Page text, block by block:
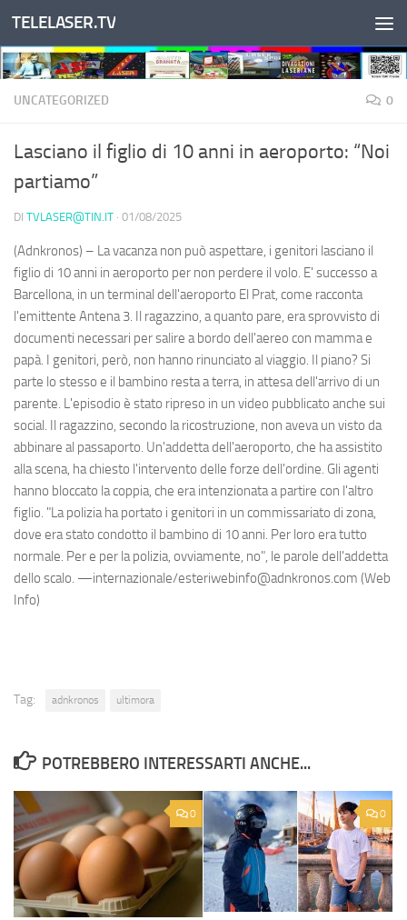
Salta al contenuto
TELELASER.TV
UNCATEGORIZED 0
Lasciano il figlio di 10 anni in aeroporto: “Noi
partiamo”
DI TVLASER@TIN.IT · 01/08/2025
(Adnkronos) – La vacanza non può aspettare, i genitori lasciano il
figlio di 10 anni in aeroporto per non perdere il volo. E' successo a
Barcellona, in un terminal dell'aeroporto El Prat, come racconta
l'emittente Antena 3. Il ragazzino, a quanto pare, era sprovvisto di
documenti necessari per salire a bordo dell'aereo con mamma e
papà. I genitori, però, non hanno rinunciato al viaggio. Il piano? Si
parte lo stesso e il bambino resta a terra, in attesa dell'arrivo di un
parente. L'episodio è stato ripreso in un video pubblicato anche sui
social. Il ragazzino, secondo la ricostruzione, non aveva un visto da
abbinare al passaporto. Un'addetta dell'aeroporto, che ha assistito
alla scena, ha chiesto l'intervento delle forze dell'ordine. Gli agenti
hanno bloccato la coppia, che era intenzionata a partire con l'altro
figlio. "La polizia ha portato i genitori in un commissariato di zona,
dove era stato condotto il bambino di 10 anni. Per loro era tutto
normale. Per e per la polizia, ovviamente, no", le parole dell'addetta
dello scalo. —internazionale/esteriwebinfo@adnkronos.com (Web
Info)
Tag: adnkronos ultimora
POTREBBERO INTERESSARTI ANCHE...
0 0